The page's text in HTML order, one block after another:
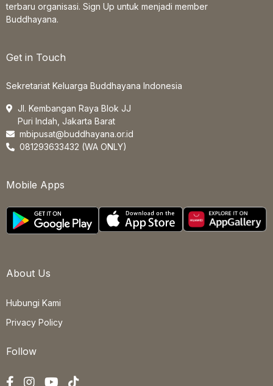
terbaru organisasi. Sign Up untuk menjadi member
Buddhayana.
Get in Touch
Sekretariat Keluarga Buddhayana Indonesia
Jl. Kembangan Raya Blok JJ
Puri Indah, Jakarta Barat
mbipusat@buddhayana.or.id
081293633432 (WA ONLY)
Mobile Apps
About Us
Hubungi Kami
Privacy Policy
Follow